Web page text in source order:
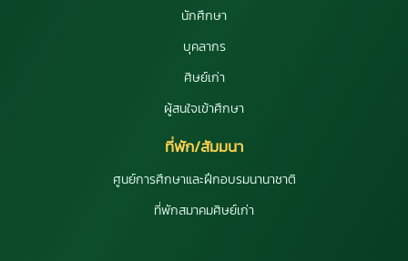
นักศึกษา
บุคลากร
ศิษย์เก่า
ผู้สนใจเข้าศึกษา
ที่พัก/สัมมนา
ศูนย์การศึกษาและฝึกอบรมนานาชาติ
ที่พักสมาคมศิษย์เก่า